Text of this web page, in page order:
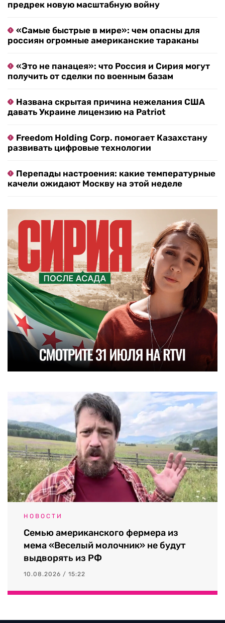
предрек новую масштабную войну
«Самые быстрые в мире»: чем опасны для
россиян огромные американские тараканы
«Это не панацея»: что Россия и Сирия могут
получить от сделки по военным базам
Названа скрытая причина нежелания США
давать Украине лицензию на Patriot
Freedom Holding Corp. помогает Казахстану
развивать цифровые технологии
Перепады настроения: какие температурные
качели ожидают Москву на этой неделе
НОВОСТИ
Семью американского фермера из
мема «Веселый молочник» не будут
выдворять из РФ
10.08.2026 / 15:22